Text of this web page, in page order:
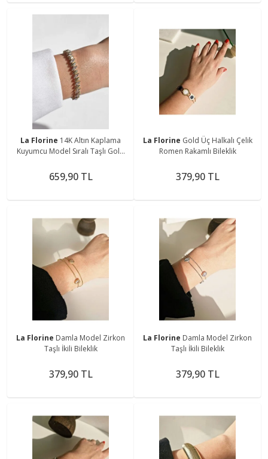
La Florine 14K Altın Kaplama
Kuyumcu Model Sıralı Taşlı Gold
659,90 TL
La Florine Gold Üç Halkalı Çelik
Romen Rakamlı Bileklik
379,90 TL
La Florine Damla Model Zirkon
Taşlı İkili Bileklik
379,90 TL
La Florine Damla Model Zirkon
Taşlı İkili Bileklik
379,90 TL